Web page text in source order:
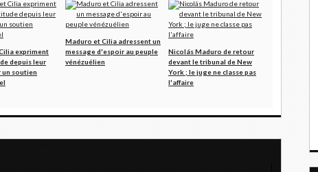
expriment
depuis leur
soutien
Maduro et Cilia adressent un
message d'espoir au peuple
vénézuélien
Nicolás Maduro de retour
devant le tribunal de New
York ; le juge ne classe pas
l'affaire